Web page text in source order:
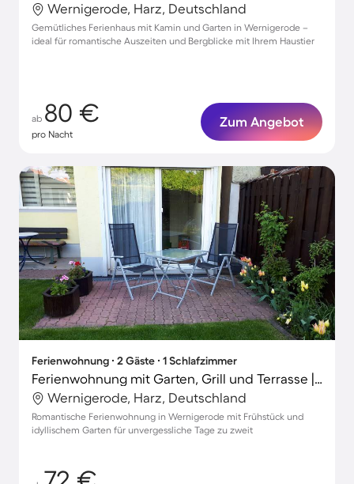
Wernigerode, Harz, Deutschland
Gemütliches Ferienhaus mit Kamin und Garten in Wernigerode –
ideal für romantische Auszeiten und Bergblicke mit Ihrem Haustier
ab 80 €
pro Nacht
Zum Angebot
Ferienwohnung ∙ 2 Gäste ∙ 1 Schlafzimmer
Ferienwohnung mit Garten, Grill und Terrasse | Perfekt für die Arbeit von Zuhause
Wernigerode, Harz, Deutschland
Romantische Ferienwohnung in Wernigerode mit Frühstück und
idyllischem Garten für unvergessliche Tage zu zweit